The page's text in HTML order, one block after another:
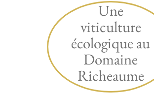
Une
viticulture
écologique au
Domaine
Richeaume